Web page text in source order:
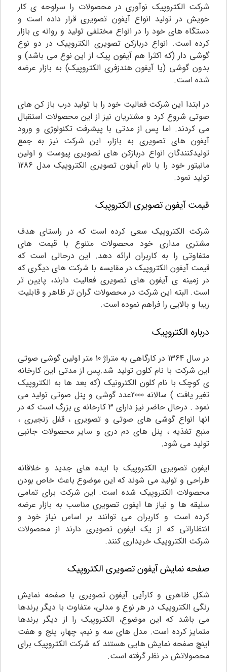
شرکت الکتروپیک نوآوری در محصولات را سرلوحه ی کار
خویش در تولید انواع آیفون تصویری قرار داده است و
دستگاه های خود را در انواع مختلفی تولید و روانه ی بازار
کرده است. انواع دربازکن تصویری الکتروپیک در دو نوع
گوشی دار (که اکثرا هم آیفون پیک از این نوع می باشد) و
بدون گوشی (یا آیفون هندزفری الکتروپیک) به بازار عرضه
شده است.
در ابتدا این شرکت فعالیت خود را با تولید درب باز کن های
صوتی شروع کرد و مشتریان نیز از این محصولات استقبال
می کردند. اما پس از مدتی با پیشرفت تکنولوژی و ورود
آیفون های تصویری به بازار، این شرکت نیز به جمع
تولیدکنندگان انواع دربازکن های تصویری پیوست و اولین
مانیتور خود را با نام آیفون تصویری الکتروپیک مدل 1286
تولید نمود.
قیمت آیفون تصویری الکتروپیک
شرکت الکتروپیک سعی کرده است که در راستای هدف
مشتری مداری خود محصولات متنوع با قیمت های
متفاوتی را به کاربران ارائه دهد. این درحالی است که
قیمت آیفون الکتروپیک در مقایسه با شرکت های دیگری که
در زمینه ی آیفون های تصویری فعالیت دارند، پایین تر
است. البته این شرکت در محصولات گران تر ظاهر و قابلیت
زیبا و بالایی را فراهم نموده است.
درباره الکتروپیک
در سال 1364 در کارگاهی به متراژ 10 متر اولین گوشی صوتی
این شرکت با نام کلون تولید شد.پس از مدتی این کارخانه
ی کوچک با نام کلون الکترونیک (که بعد ها به الکتروپیک
تغیر یافت ) سالانه 2000عدد گوشی و پنل صوتی تولید می
نمود . درحال حاضر نیز دارای 3 کارخانه ی بزرگ است که در
انها انواع گوشی های صوتی و تصویری ، قفل زنجیری ،
منبع تغذیه ، پنل های دم دری و سایر محصولات جانبی
تولید می شود.
ایفون تصویری الکتروپیک با ایده های جدید و خلاقانه
طراحی و تولید می شوند که این موضوع باعث خاص بودن
محصولات الکتروپیک شده است. این شرکت برای تمامی
سلیقه ها و نیاز ها ایفون تصویری مناسب به بازار عرضه
کرده است و کاربران می توانند بر اساس نیاز خود و
انتظاراتی که از یک ایفون تصویری دارند از محصولات
شرکت الکتروپیک خریداری کنند.
صفحه نمایش آیفون تصویری الکتروپیک
شکل ظاهری و کارآیی آیفون تصویری با صفحه نمایش
رنگی الکتروپیک در هر نوع و مدلی، متفاوت با دیگر برندها
می باشد که این موضوع، الکتروپیک را از دیگر برندها
متمایز کرده است. مدل های سه و نیم، چهار، پنج و هفت
اینچ صفحه نمایش هایی هستند که شرکت الکتروپیک برای
محصولاتش در نظر گرفته است.